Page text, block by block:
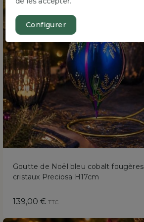
Goutte de Noël bleu cobalt fougères
cristaux Preciosa H17cm
Prix
139,00 € TTC
Configurer